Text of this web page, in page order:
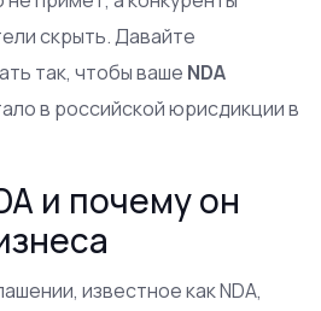
скрыть. Давайте
так, чтобы ваше NDA
в российской юрисдикции в
и почему он
, известное какNDA,